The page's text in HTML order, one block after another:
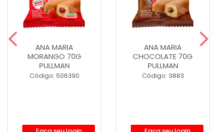
ANA MARIA
MORANGO 70G
PULLMAN
Código: 506390
ANA MARIA
CHOCOLATE 70G
PULLMAN
Código: 3883